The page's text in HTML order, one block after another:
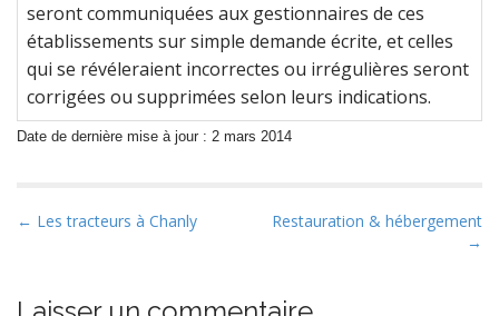
seront communiquées aux gestionnaires de ces
établissements sur simple demande écrite, et celles
qui se révéleraient incorrectes ou irrégulières seront
corrigées ou supprimées selon leurs indications.
Date de dernière mise à jour : 2 mars 2014
P
← Les tracteurs à Chanly
Restauration & hébergement
→